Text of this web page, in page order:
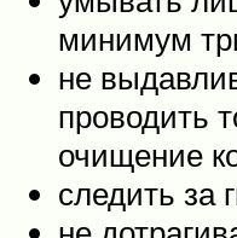
минимум
не
проводить
очищение
следить за